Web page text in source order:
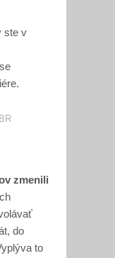
ste v
zmenili
do
to